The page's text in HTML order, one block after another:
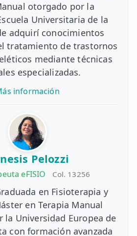
otorgado por la
Universitaria de la
adquirí conocimientos
tratamiento de trastornos
mediante técnicas
especializadas.
información
Pelozzi
eFISIO Col. 13256
en Fisioterapia y
en Terapia Manual
la Universidad Europea de
con formación avanzada